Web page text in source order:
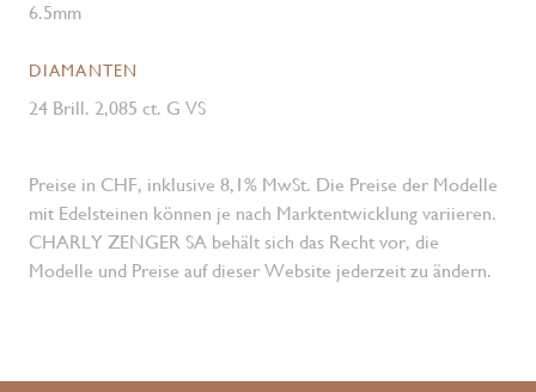
6.5mm
DIAMANTEN
24 Brill. 2,085 ct. G VS
Preise in CHF, inklusive 8,1% MwSt. Die Preise der Modelle
mit Edelsteinen können je nach Marktentwicklung variieren.
CHARLY ZENGER SA behält sich das Recht vor, die
Modelle und Preise auf dieser Website jederzeit zu ändern.